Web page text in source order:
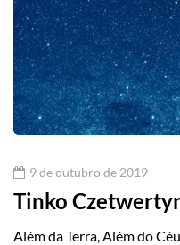
9 de outubro de 2019
Tinko
Além da Terra, Além do